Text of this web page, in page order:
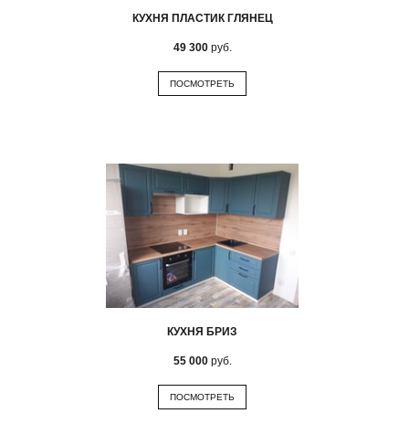
КУХНЯ ПЛАСТИК ГЛЯНЕЦ
49 300руб.
ПОСМОТРЕТЬ
КУХНЯ БРИЗ
55 000руб.
ПОСМОТРЕТЬ